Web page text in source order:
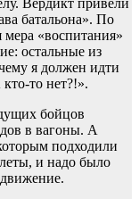
батальона». По
«воспитания»
остальные из
я должен идти
то нет?!».
бойцов
в вагоны. А
подходили
и надо было
движение.